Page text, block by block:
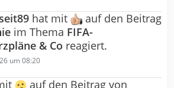
hat mit
auf den Beitrag
im Thema FIFA-
& Co reagiert.
um 08:20
auf den Beitrag von